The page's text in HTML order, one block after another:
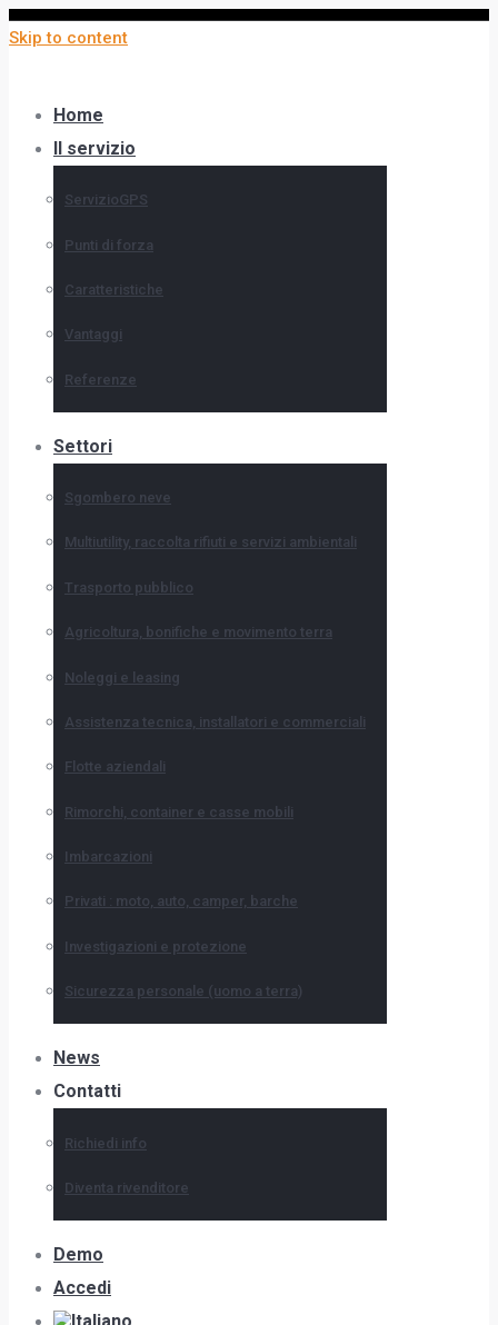
Skip to content
Home
Il servizio
ServizioGPS
Punti di forza
Caratteristiche
Vantaggi
Referenze
Settori
Sgombero neve
Multiutility, raccolta rifiuti e servizi ambientali
Trasporto pubblico
Agricoltura, bonifiche e movimento terra
Noleggi e leasing
Assistenza tecnica, installatori e commerciali
Flotte aziendali
Rimorchi, container e casse mobili
Imbarcazioni
Privati : moto, auto, camper, barche
Investigazioni e protezione
Sicurezza personale (uomo a terra)
News
Contatti
Richiedi info
Diventa rivenditore
Demo
Accedi